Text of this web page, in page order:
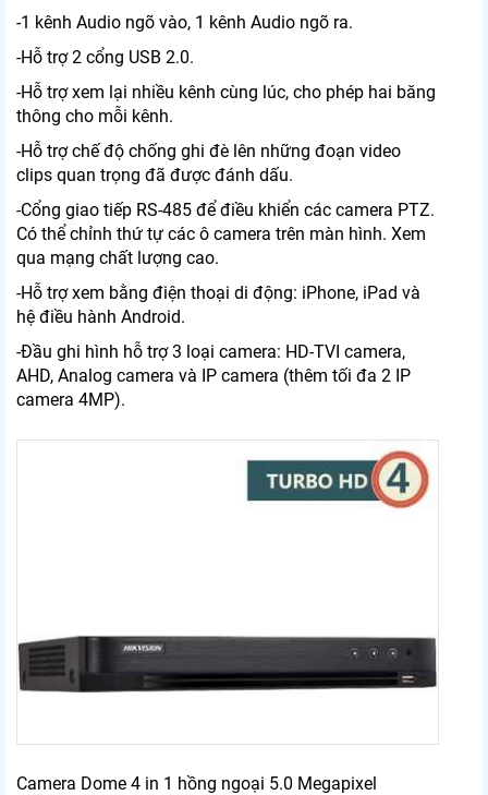
-1 kênh Audio ngõ vào, 1 kênh Audio ngõ ra.
-Hỗ trợ 2 cổng USB 2.0.
-Hỗ trợ xem lại nhiều kênh cùng lúc, cho phép hai băng
thông cho mỗi kênh.
-Hỗ trợ chế độ chống ghi đè lên những đoạn video
clips quan trọng đã được đánh dấu.
-Cổng giao tiếp RS-485 để điều khiển các camera PTZ.
Có thể chỉnh thứ tự các ô camera trên màn hình. Xem
qua mạng chất lượng cao.
-Hỗ trợ xem bằng điện thoại di động: iPhone, iPad và
hệ điều hành Android.
-Đầu ghi hình hỗ trợ 3 loại camera: HD-TVI camera,
AHD, Analog camera và IP camera (thêm tối đa 2 IP
camera 4MP).
Camera Dome 4 in 1 hồng ngoại 5.0 Megapixel